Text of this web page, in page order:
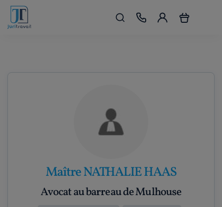
Maître NATHALIE HAAS
Avocat au barreau de Mulhouse